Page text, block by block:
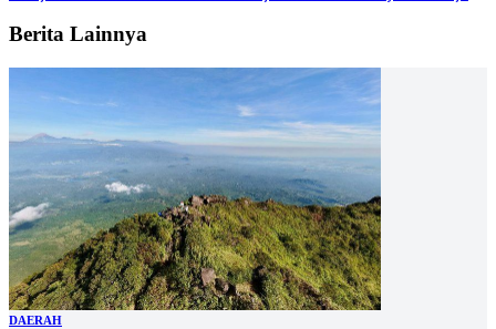
Berita Lainnya
DAERAH